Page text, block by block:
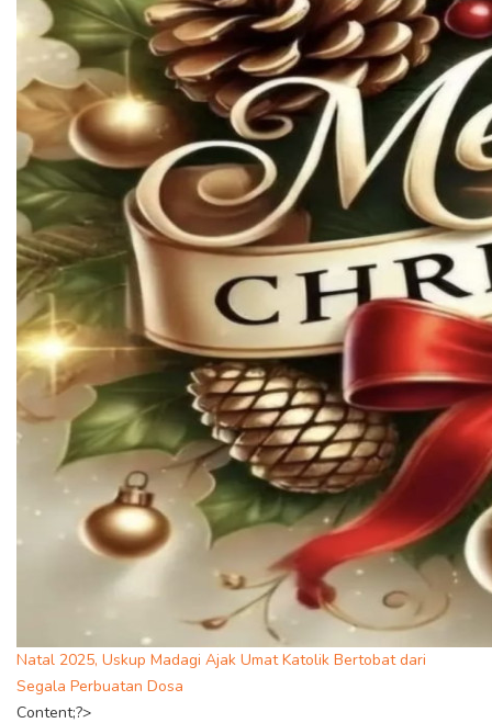
Natal 2025, Uskup Madagi Ajak Umat Katolik Bertobat dari
Segala Perbuatan Dosa
Content;?>